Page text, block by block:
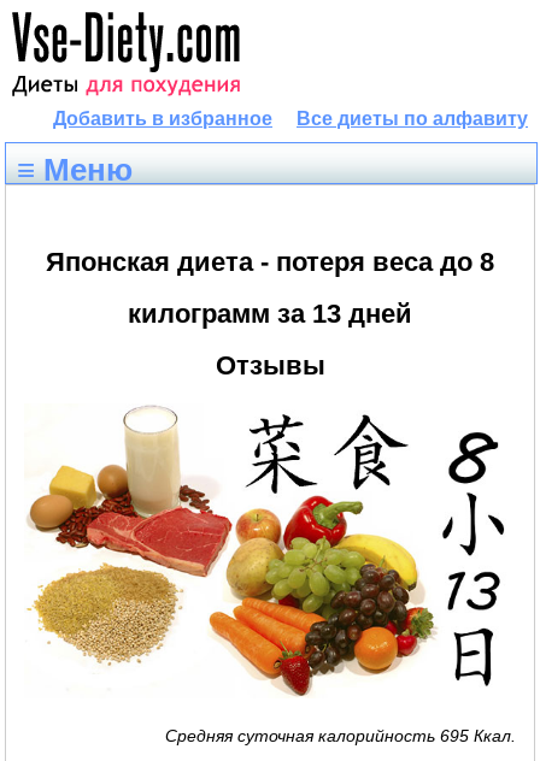
Все диеты по алфавиту
Добавить в избранное
≡ Меню
Японская диета - потеря веса до 8
килограмм за 13 дней
Отзывы
Средняя суточная калорийность 695 Ккал.